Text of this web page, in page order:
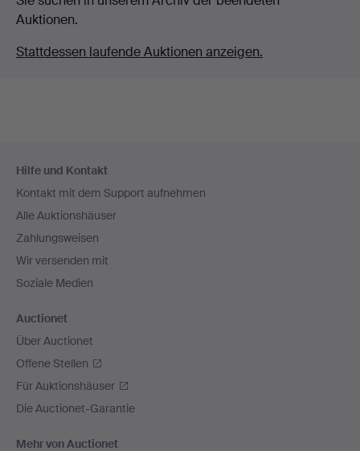
Auktionen.
Stattdessen laufende Auktionen anzeigen.
Navigation
Hilfe und Kontakt
Kontakt mit dem Support aufnehmen
Alle Auktionshäuser
Zahlungsweisen
Wir versenden mit
Soziale Medien
Auctionet
Über Auctionet
Offene Stellen
Für Auktionshäuser
Die Auctionet-Garantie
Mehr von Auctionet